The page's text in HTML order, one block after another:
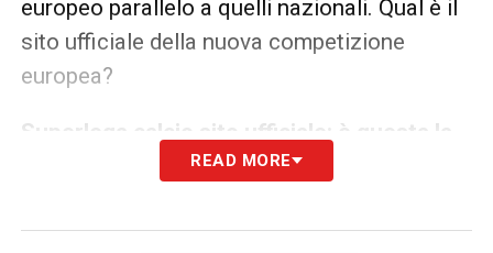
europeo parallelo a quelli nazionali. Qual è il
sito ufficiale della nuova competizione
europea?
Superlega calcio sito ufficiale
: è questa la
pagina web ufficiale della competizione
pubblicato il comunicato che ufficializzava la
READ MORE